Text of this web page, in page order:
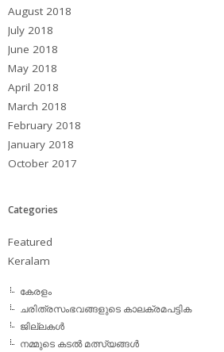
August 2018
July 2018
June 2018
May 2018
April 2018
March 2018
February 2018
January 2018
October 2017
Categories
Featured
Keralam
കേരളം
ചരിത്രസംഭവങ്ങളുടെ കാലക്രമപട്ടിക
ജില്ലകള്‍
നമ്മുടെ കടല്‍ മത്സ്യങ്ങള്‍